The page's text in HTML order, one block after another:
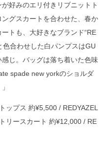
好みのエリ付きリブニットト
グスカートを合わせた、春か
トも、大好きなブランド“RE
色合わせした白パンプスはGU
じ。バッグは落ち着いた色味
spade new yorkのショルダ
ップス 約¥5,500 / REDYAZEL
リースカート 約¥12,000 / RE